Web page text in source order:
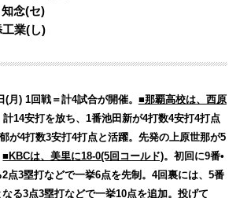
念(セ)
工業(し)
(月) 1回戦＝計4試合が開催。 ■那覇高校は、西原
計14安打を放ち、1番池田新が4打数4安打4打点
が4打数3安打4打点と活躍。先発の上原世那が5
■KBCは、美里に18-0(5回コールド)。初回に9番•
点3塁打などで一挙6点を先制。4回裏には、5番
る3点3塁打などで一挙10点を追加。投げて